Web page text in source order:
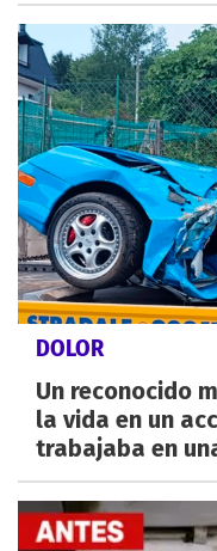
DOLOR
Un reconocido
la vida en un
trabajaba en